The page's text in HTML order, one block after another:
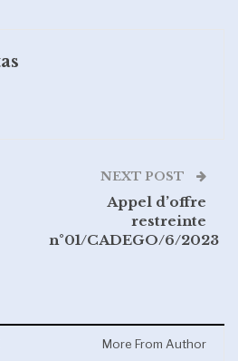
NEXT POST
Appel d’offre
restreinte
n°01/CADEGO/6/2023
More From Author